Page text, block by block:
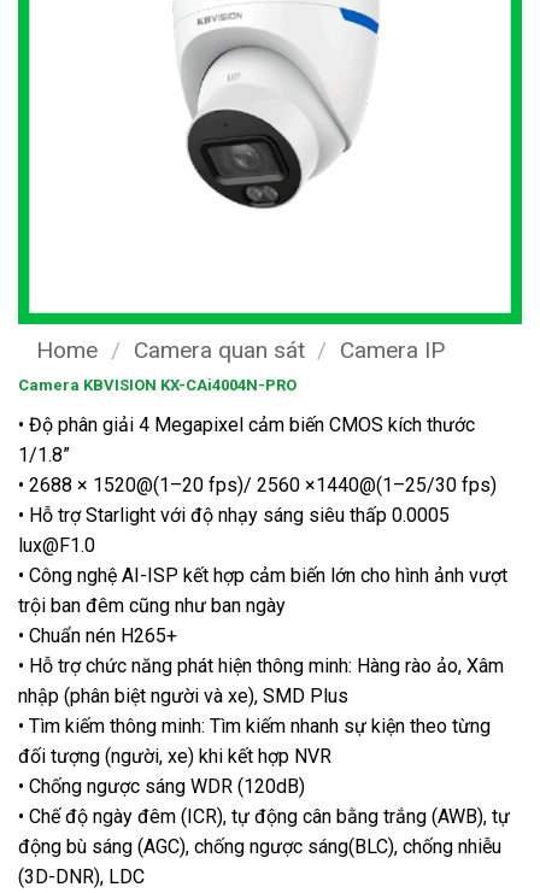
Home / Camera quan sát / Camera IP
Camera KBVISION KX-CAi4004N-PRO
• Độ phân giải 4 Megapixel cảm biến CMOS kích thước
1/1.8”
• 2688 × 1520@(1–20 fps)/ 2560 ×1440@(1–25/30 fps)
• Hỗ trợ Starlight với độ nhạy sáng siêu thấp 0.0005
lux@F1.0
• Công nghệ AI-ISP kết hợp cảm biến lớn cho hình ảnh vượt
trội ban đêm cũng như ban ngày
• Chuẩn nén H265+
• Hỗ trợ chức năng phát hiện thông minh: Hàng rào ảo, Xâm
nhập (phân biệt người và xe), SMD Plus
• Tìm kiếm thông minh: Tìm kiếm nhanh sự kiện theo từng
đối tượng (người, xe) khi kết hợp NVR
• Chống ngược sáng WDR (120dB)
• Chế độ ngày đêm (ICR), tự động cân bằng trắng (AWB), tự
động bù sáng (AGC), chống ngược sáng(BLC), chống nhiễu
(3D-DNR), LDC